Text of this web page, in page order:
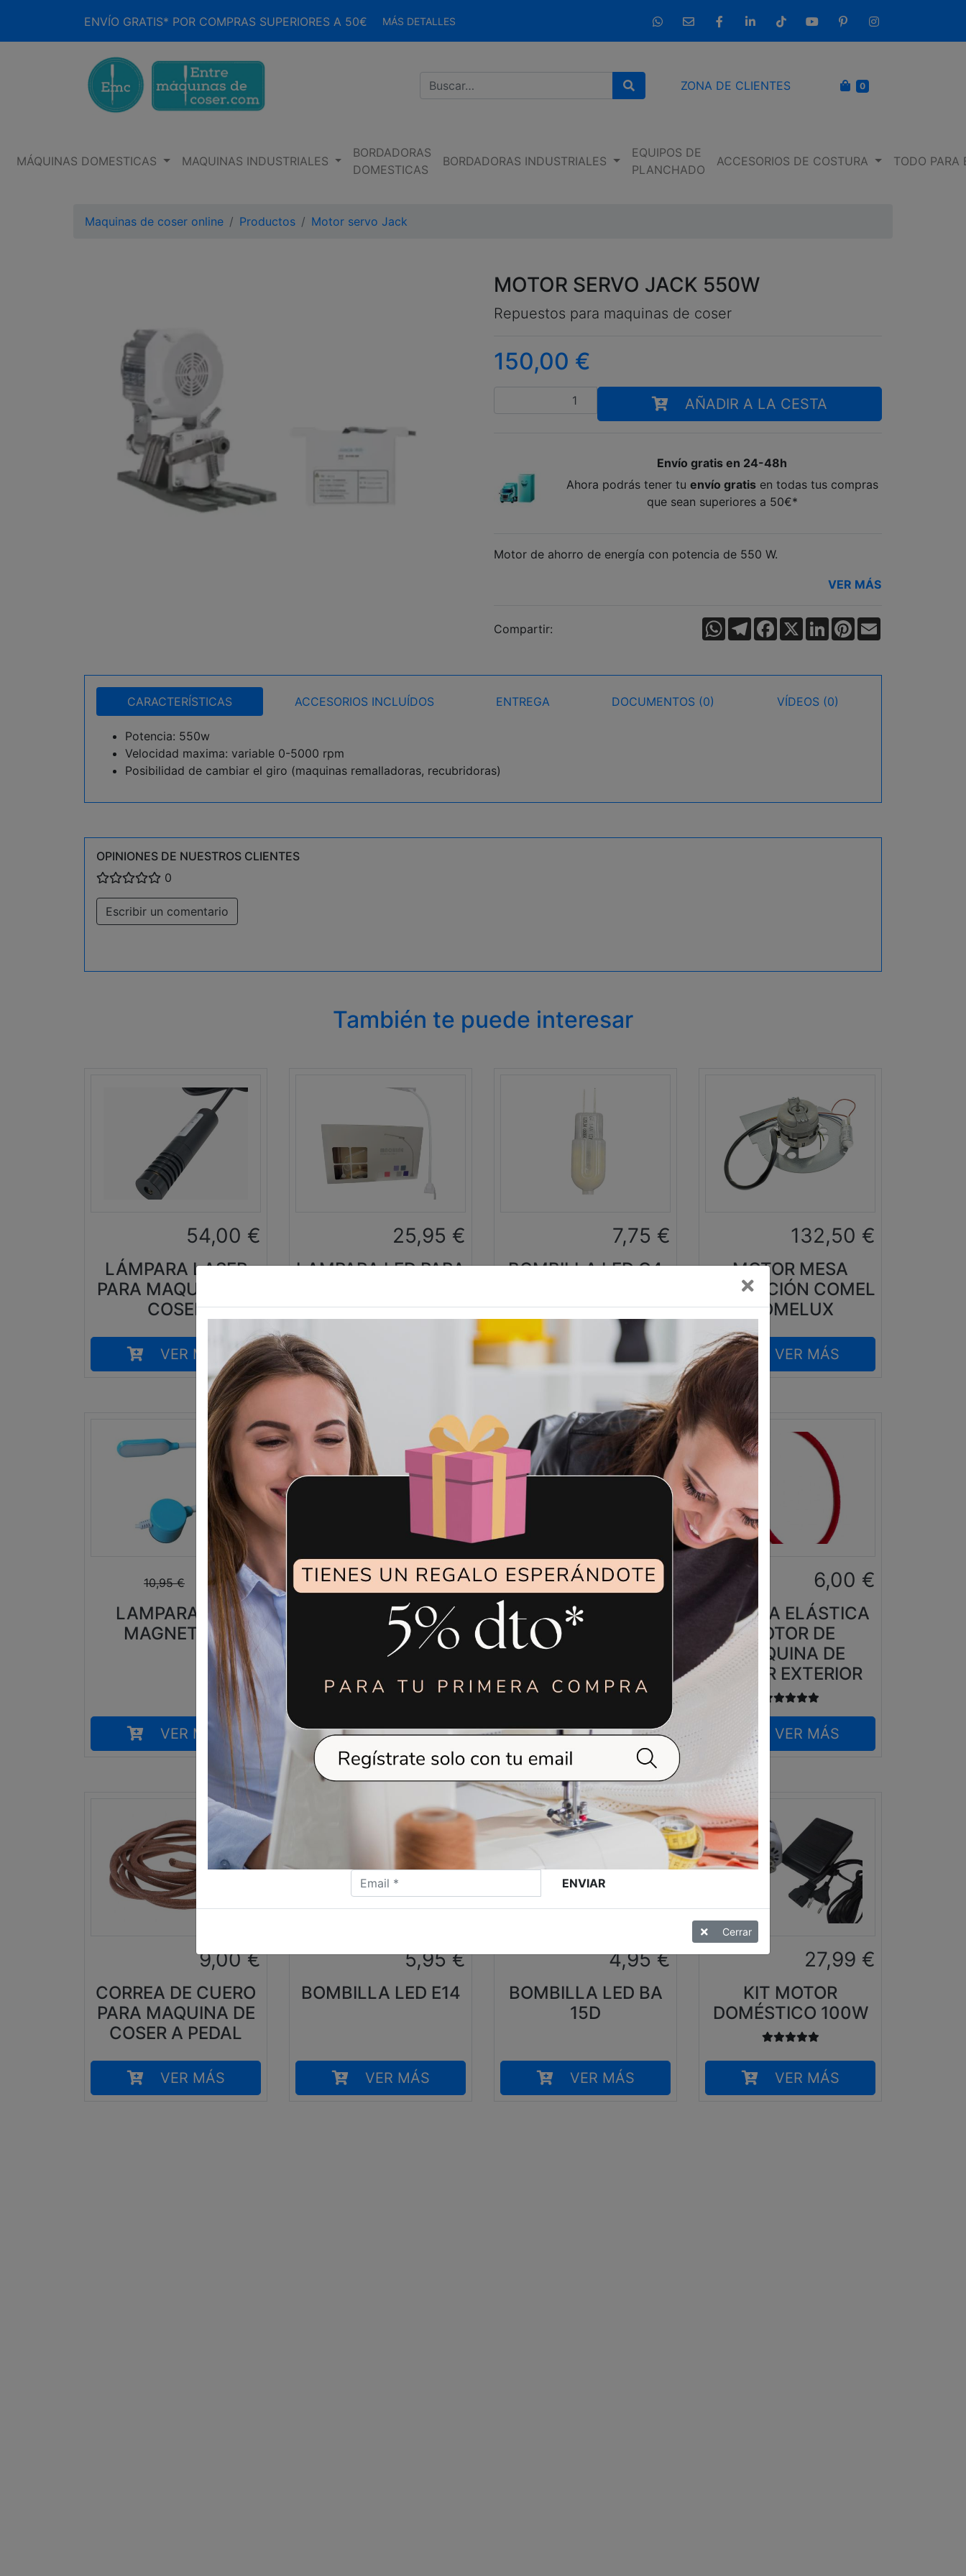
ENVÍO GRATIS* POR COMPRAS SUPERIORES A 50€ MÁS DETALLES
633 237 654
info@entremaquinasdecoser.com
FacebookLinkedInTikTokYouTubePinterestInstagram
Buscar
ZONA DE CLIENTES CARRITO
0
MÁQUINAS DOMESTICAS MAQUINAS INDUSTRIALES
BORDADORAS
DOMESTICAS
BORDADORAS INDUSTRIALES
EQUIPOS DE
PLANCHADO
ACCESORIOS DE COSTURA TODO PARA
Maquinas de coser online Productos Motor servo Jack
MOTOR SERVO JACK 550W
Repuestos para maquinas de coser
150,00 €
AÑADIR A LA CESTA
Envío gratis en 24-48h
Ahora podrás tener tu envío gratisen todas tus compras
que sean superiores a 50€*
Motor de ahorro de energía con potencia de 550 W.
VER MÁS
Compartir: WhatsApp
TelegramFacebook
X LinkedInPinterest
CARACTERÍSTICAS ACCESORIOS INCLUÍDOS ENTREGA DOCUMENTOS (0) VÍDEOS (0)
Potencia: 550w
Velocidad maxima: variable 0-5000 rpm
Posibilidad de cambiar el giro (maquinas remalladoras, recubridoras)
OPINIONES DE NUESTROS CLIENTES
0
Escribir un comentario
También te puede interesar
54,00 €
LÁMPARA LASER
PARA MAQUINA DE
COSER
VER MÁS
25,95 €
LAMPARA LED PARA
DE COSER
7,75 €
BOMBILLA LED G4
VER MÁS
132,50 €
MOTOR MESA
ASPIRACIÓN COMEL
COMELUX
VER MÁS
10,95 € 9,99 €
LAMPARA LED
MAGNETICA
VER MÁS
24,95 €
LAMPARA LED
FLEXIBLE PARA
MAQUINA DE
VER MÁS
19,00 €
LÁMPARA LED
MAGNÉTICA SIGMA
VER MÁS
6,00 €
CORREA ELÁSTICA
MOTOR DE
MAQUINA DE
COSER EXTERIOR
VER MÁS
9,00 €
CORREA DE CUERO
PARA MAQUINA DE
COSER A PEDAL
VER MÁS
5,95 €
BOMBILLA LED E14
VER MÁS
4,95 €
BOMBILLA LED BA
15D
VER MÁS
27,99 €
KIT MOTOR
DOMÉSTICO 100W
VER MÁS
Cerrar
ENVIAR
Cerrar